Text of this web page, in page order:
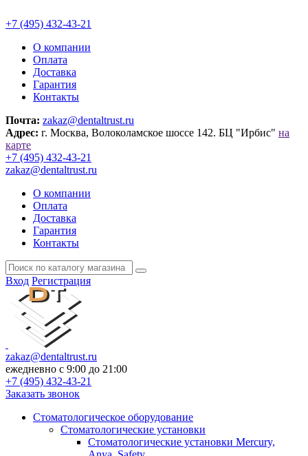
+7 (495) 432-43-21
О компании
Оплата
Доставка
Гарантия
Контакты
Почта: zakaz@dentaltrust.ru
Адрес: г. Москва, Волоколамское шоссе 142. БЦ "Ирбис" на
карте
+7 (495) 432-43-21
zakaz@dentaltrust.ru
О компании
Оплата
Доставка
Гарантия
Контакты
Вход Регистрация
zakaz@dentaltrust.ru
ежедневно с 9:00 до 21:00
+7 (495) 432-43-21
Заказать звонок
Стоматологическое оборудование
Стоматологические установки
Стоматологические установки Mercury,